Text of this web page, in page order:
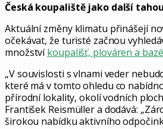
Česká koupaliště jako další
Aktuální změny klimatu přinášejí
očekávat, že turisté začnou
množstvíkoupališť, plováren a
„V souvislosti s vlnami veder
které má v tomto ohledu co
přírodní lokality, okolí vodních
František Reismüller a dodává:
širokou nabídku aktivního